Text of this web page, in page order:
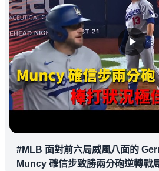
#MLB 面對前六局威風八面的
Muncy 確信步致勝兩分砲逆轉戰